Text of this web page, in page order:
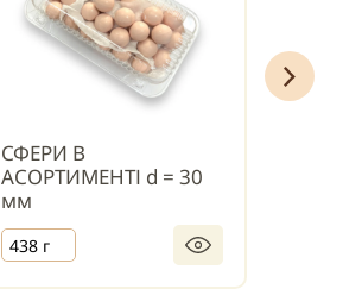
СФЕРИ В
АСОРТИМЕНТІ d = 30
мм
438 г